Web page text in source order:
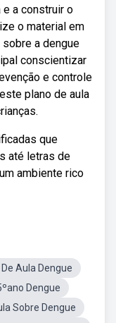
e a construir o
o material em
a dengue
conscientizar
e controle
plano de aula
que
até letras de
ambiente rico
De Aula Dengue
Dengue
Sobre Dengue